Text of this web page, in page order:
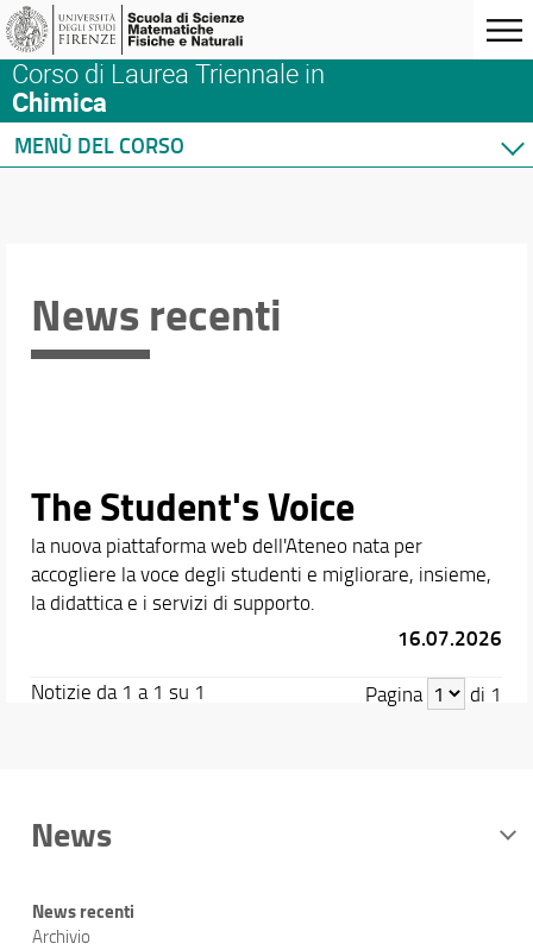
Corso di Laurea Triennale in
Chimica
MENÙ DEL CORSO
Docenti
Orario e calendari
News recenti
The Student's Voice
la nuova piattaforma web dell'Ateneo nata per
accogliere la voce degli studenti e migliorare, insieme,
la didattica e i servizi di supporto.
16.07.2026
Notizie da 1 a 1 su 1 Pagina di 1
News
News recenti
Archivio